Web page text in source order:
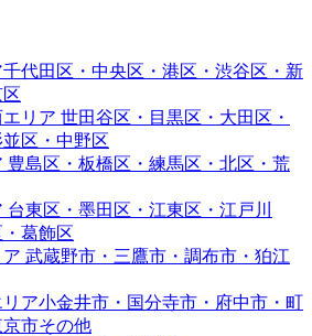
千代田区・中央区・港区・渋谷区・新
リア 世田谷区・目黒区・大田区・
区・中野区
豊島区・板橋区・練馬区・北区・荒
台東区・墨田区・江東区・江戸川
葛飾区
武蔵野市・三鷹市・調布市・狛江
ア小金井市・国分寺市・府中市・町
市その他